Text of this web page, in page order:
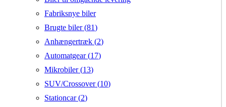
Fabriksnye biler
Brugte biler (81)
Anhængertræk (2)
Automatgear (17)
Mikrobiler (13)
SUV/Crossover (10)
Stationcar (2)